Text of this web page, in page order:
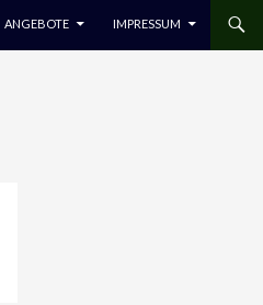
ANGEBOTE IMPRESSUM